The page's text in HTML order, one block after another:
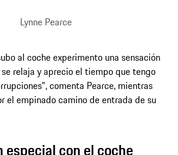
Lynne Pearce
al coche experimento una sensación
relaja y aprecio el tiempo que tengo
comenta Pearce, mientras
el empinado camino de entrada de su
especial con el coche